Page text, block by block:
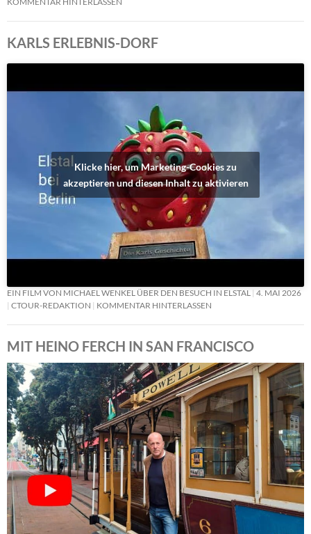
KARLS ERLEBNIS-DORF
Klicke hier, um Marketing-Cookies zu
akzeptieren und diesen Inhalt zu aktivieren
EIN FILM VON MICHAEL WENKEL ÜBER DEN BESUCH IN ELSTAL
4. MAI 2026
CTOUR-REDAKTION
KOMMENTAR HINTERLASSEN
MIT HEINO FERCH IN SAN FRANCISCO